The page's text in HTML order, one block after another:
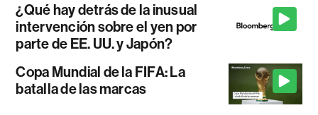
¿Qué hay detrás de la inusual
intervención sobre el yen por
parte de EE. UU. y Japón?
Copa Mundial de la FIFA: La
batalla de las marcas